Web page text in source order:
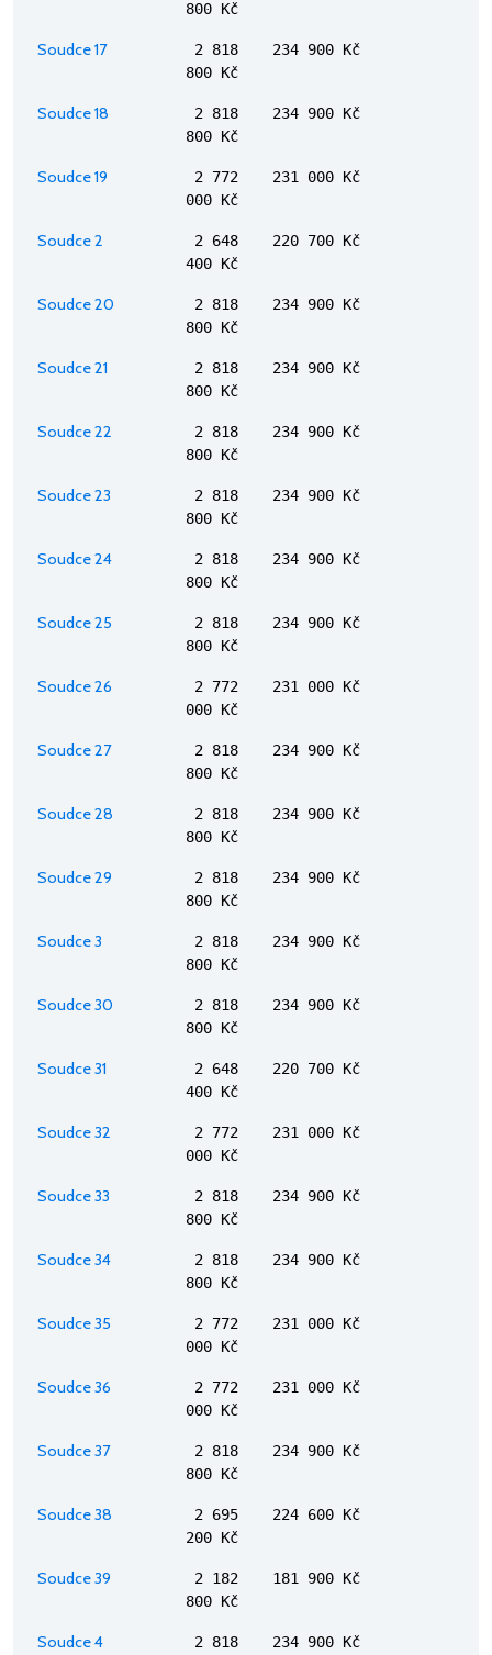
800 Kč
Soudce 17
2 818
800 Kč
234 900 Kč
Soudce 18
2 818
800 Kč
234 900 Kč
Soudce 19
2 772
000 Kč
231 000 Kč
Soudce 2
2 648
400 Kč
220 700 Kč
Soudce 20
2 818
800 Kč
234 900 Kč
Soudce 21
2 818
800 Kč
234 900 Kč
Soudce 22
2 818
800 Kč
234 900 Kč
Soudce 23
2 818
800 Kč
234 900 Kč
Soudce 24
2 818
800 Kč
234 900 Kč
Soudce 25
2 818
800 Kč
234 900 Kč
Soudce 26
2 772
000 Kč
231 000 Kč
Soudce 27
2 818
800 Kč
234 900 Kč
Soudce 28
2 818
800 Kč
234 900 Kč
Soudce 29
2 818
800 Kč
234 900 Kč
Soudce 3
2 818
800 Kč
234 900 Kč
Soudce 30
2 818
800 Kč
234 900 Kč
Soudce 31
2 648
400 Kč
220 700 Kč
Soudce 32
2 772
000 Kč
231 000 Kč
Soudce 33
2 818
800 Kč
234 900 Kč
Soudce 34
2 818
800 Kč
234 900 Kč
Soudce 35
2 772
000 Kč
231 000 Kč
Soudce 36
2 772
000 Kč
231 000 Kč
Soudce 37
2 818
800 Kč
234 900 Kč
Soudce 38
2 695
200 Kč
224 600 Kč
Soudce 39
2 182
800 Kč
181 900 Kč
Soudce 4
2 818
234 900 Kč